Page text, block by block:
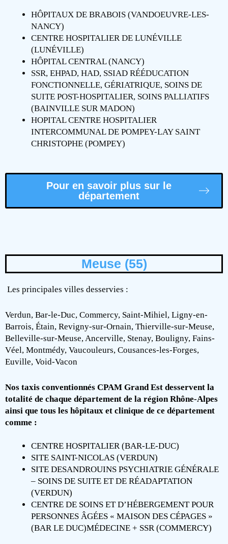
HÔPITAUX DE BRABOIS (VANDOEUVRE-LES-
NANCY)
CENTRE HOSPITALIER DE LUNÉVILLE
(LUNÉVILLE)
HÔPITAL CENTRAL (NANCY)
SSR, EHPAD, HAD, SSIAD RÉÉDUCATION
FONCTIONNELLE, GÉRIATRIQUE, SOINS DE
SUITE POST-HOSPITALIER, SOINS PALLIATIFS
(BAINVILLE SUR MADON)
HOPITAL CENTRE HOSPITALIER
INTERCOMMUNAL DE POMPEY-LAY SAINT
CHRISTOPHE (POMPEY)
Pour en savoir plus sur le
département
Meuse (55)
Les principales villes desservies :
Verdun, Bar-le-Duc, Commercy, Saint-Mihiel, Ligny-en-
Barrois, Étain, Revigny-sur-Ornain, Thierville-sur-Meuse,
Belleville-sur-Meuse, Ancerville, Stenay, Bouligny, Fains-
Véel, Montmédy, Vaucouleurs, Cousances-les-Forges,
Euville, Void-Vacon
Nos taxis conventionnés CPAM Grand Est desservent la
totalité de chaque département de la région Rhône-Alpes
ainsi que tous les hôpitaux et clinique de ce département
comme :
CENTRE HOSPITALIER (BAR-LE-DUC)
SITE SAINT-NICOLAS (VERDUN)
SITE DESANDROUINS PSYCHIATRIE GÉNÉRALE
– SOINS DE SUITE ET DE RÉADAPTATION
(VERDUN)
CENTRE DE SOINS ET D’HÉBERGEMENT POUR
PERSONNES ÂGÉES « MAISON DES CÉPAGES »
(BAR LE DUC)MÉDECINE + SSR (COMMERCY)